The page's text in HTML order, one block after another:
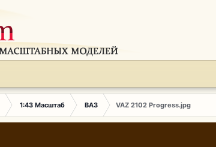
1:43 Масштаб ВАЗ VAZ 2102 Progress.jpg